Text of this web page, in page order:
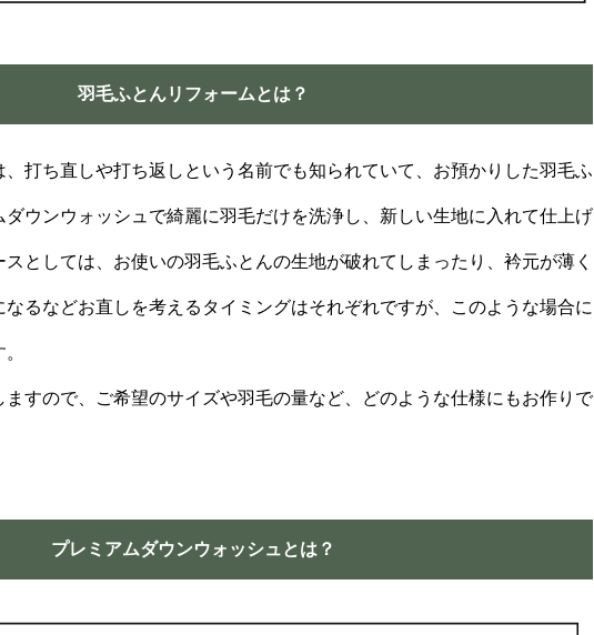
羽毛ふとんリフォームとは？
打ち直しや打ち返しという名前でも知られていて、お預かりした羽毛ふ
ダウンウォッシュで綺麗に羽毛だけを洗浄し、新しい生地に入れて仕上げ
としては、お使いの羽毛ふとんの生地が破れてしまったり、衿元が薄く
るなどお直しを考えるタイミングはそれぞれですが、このような場合に
すので、ご希望のサイズや羽毛の量など、どのような仕様にもお作りで
プレミアムダウンウォッシュとは？